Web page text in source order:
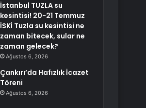
İstanbul TUZLA su
kesintisi! 20-21 Temmuz
İSKİ Tuzla su kesintisi ne
zaman bitecek, sular ne
zaman gelecek?
Ağustos 6, 2026
Çankırı’da Hafızlık İcazet
Töreni
Ağustos 6, 2026